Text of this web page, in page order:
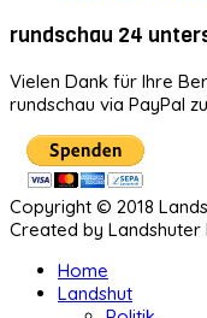
rundschau 24
Vielen Dank für Ihre
rundschau via PayPal
Copyright © 2018
Created by Landshuter
Home
Landshut